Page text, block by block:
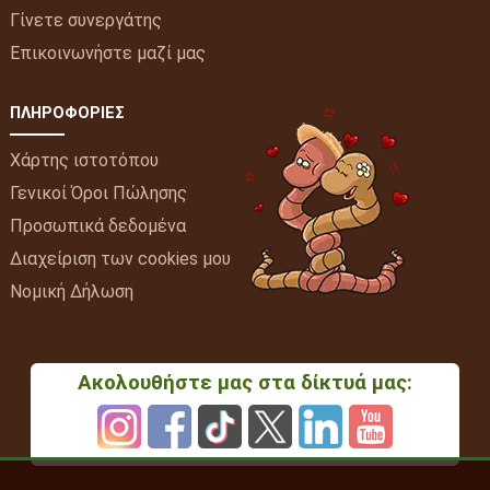
Γίνετε συνεργάτης
Επικοινωνήστε μαζί μας
ΠΛΗΡΟΦΟΡΊΕΣ
Χάρτης ιστοτόπου
Γενικοί Όροι Πώλησης
Προσωπικά δεδομένα
Διαχείριση των cookies μου
Νομική Δήλωση
Ακολουθήστε μας στα δίκτυά μας: